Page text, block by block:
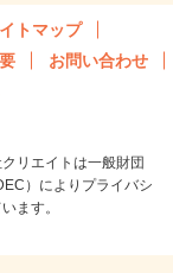
トマップ
お問い合わせ
リエイトは一般財団
）によりプライバシ
ます。